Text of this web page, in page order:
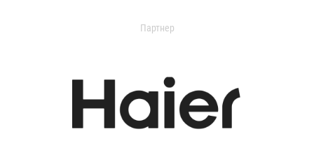
Партнер